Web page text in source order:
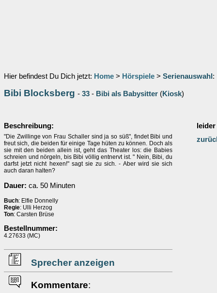
Hier befindest Du Dich jetzt: Home > Hörspiele > Serienauswahl :
Bibi Blocksberg - 33 - Bibi als Babysitter (Kiosk)
Beschreibung:
"Die Zwillinge von Frau Schaller sind ja so süß", findet Bibi und
freut sich, die beiden für einige Tage hüten zu können. Doch als
sie mit den beiden allein ist, geht das Theater los: die Babies
schreien und nörgeln, bis Bibi völlig entnervt ist. " Nein, Bibi, du
darfst jetzt nicht hexen!" sagt sie zu sich. - Aber wird sie sich
auch daran halten?
Dauer: ca. 50 Minuten
Buch: Elfie Donnelly
Regie: Ulli Herzog
Ton: Carsten Brüse
Bestellnummer:
4.27633 (MC)
Sprecher anzeigen
Kommentare: